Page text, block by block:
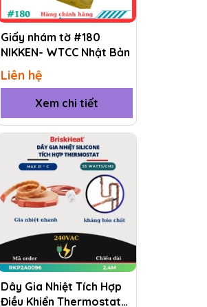
Giấy nhám tờ #180
NIKKEN- WTCC Nhật Bản
Liên hệ
Xem chi tiết
Dây Gia Nhiệt Tích Hợp
Điều Khiển Thermostat